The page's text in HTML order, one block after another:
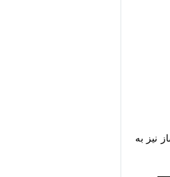
نيز به